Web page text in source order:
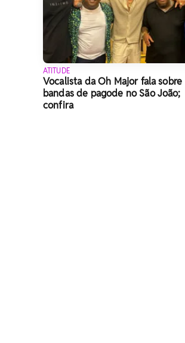
ATITUDE
Vocalista da Oh Major fala sobre
bandas de pagode no São João;
confira